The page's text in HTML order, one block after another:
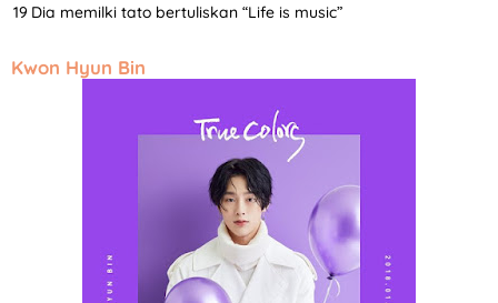
Dia memilki tato bertuliskan “Life is music”
Kwon Hyun Bin